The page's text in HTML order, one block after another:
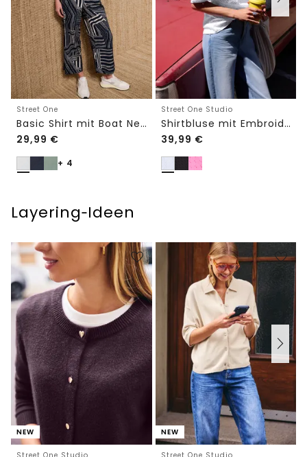
Street One
Basic Shirt mit Boat Neck und Elastikbund
29,99 €
+ 4
Street One Studio
Shirtbluse mit Embroidery-Front
39,99 €
Layering‑Ideen
NEW NEW